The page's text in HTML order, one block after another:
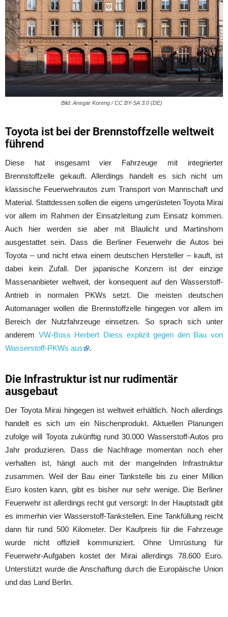
Bild: Ansgar Koreng / CC BY-SA 3.0 (DE)
Toyota ist bei der Brennstoffzelle weltweit
führend
Diese hat insgesamt vier Fahrzeuge mit integrierter
Brennstoffzelle gekauft. Allerdings handelt es sich nicht um
klassische Feuerwehrautos zum Transport von Mannschaft und
Material. Stattdessen sollen die eigens umgerüsteten Toyota Mirai
vor allem im Rahmen der Einsatzleitung zum Einsatz kommen.
Auch hier werden sie aber mit Blaulicht und Martinshorn
ausgestattet sein. Dass die Berliner Feuerwehr die Autos bei
Toyota – und nicht etwa einem deutschen Hersteller – kauft, ist
dabei kein Zufall. Der japanische Konzern ist der einzige
Massenanbieter weltweit, der konsequent auf den Wasserstoff-
Antrieb in normalen PKWs setzt. Die meisten deutschen
Automanager wollen die Brennstoffzelle hingegen vor allem im
Bereich der Nutzfahrzeuge einsetzen. So sprach sich unter
anderem VW-Boss Herbert Diess explizit gegen den Bau von
Wasserstoff-PKWs aus
.
Die Infrastruktur ist nur rudimentär
ausgebaut
Der Toyota Mirai hingegen ist weltweit erhältlich. Noch allerdings
handelt es sich um ein Nischenprodukt. Aktuellen Planungen
zufolge will Toyota zukünftig rund 30.000 Wasserstoff-Autos pro
Jahr produzieren. Dass die Nachfrage momentan noch eher
verhalten ist, hängt auch mit der mangelnden Infrastruktur
zusammen. Weil der Bau einer Tankstelle bis zu einer Million
Euro kosten kann, gibt es bisher nur sehr wenige. Die Berliner
Feuerwehr ist allerdings recht gut versorgt: In der Hauptstadt gibt
es immerhin vier Wasserstoff-Tankstellen. Eine Tankfüllung reicht
dann für rund 500 Kilometer. Der Kaufpreis für die Fahrzeuge
wurde nicht offiziell kommuniziert. Ohne Umrüstung für
Feuerwehr-Aufgaben kostet der Mirai allerdings 78.600 Euro.
Unterstützt wurde die Anschaffung durch die Europäische Union
und das Land Berlin.